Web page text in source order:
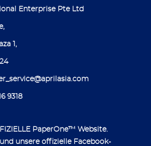
Enterprise Pte Ltd
1,
9318
PaperOne™ Website.
unsere offizielle Facebook-